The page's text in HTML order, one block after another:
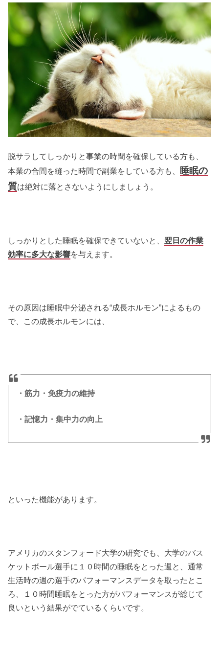
脱サラしてしっかりと事業の時間を確保している方も、
本業の合間を縫った時間で副業をしている方も、
睡眠の
質は絶対に落とさないようにしましょう。
しっかりとした睡眠を確保できていないと、 翌日の作業
効率に多大な影響を与えます。
その原因は睡眠中分泌される“成長ホルモン”によるもの
で、この成長ホルモンには、
・筋力・免疫力の維持
・記憶力・集中力の向上
といった機能があります。
アメリカのスタンフォード大学の研究でも、大学のバス
ケットボール選手に１０時間の睡眠をとった週と、通常
生活時の週の選手のパフォーマンスデータを取ったとこ
ろ、１０時間睡眠をとった方がパフォーマンスが総じて
良いという結果がでているくらいです。